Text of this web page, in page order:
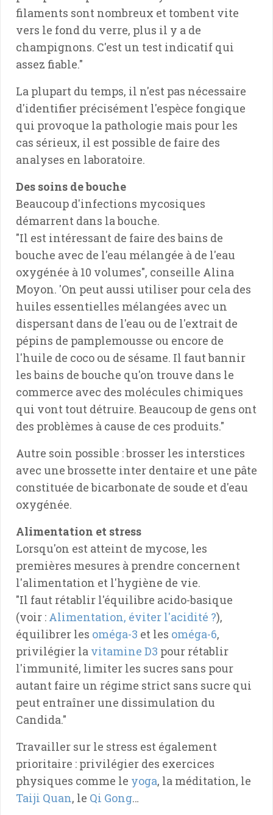
filaments sont nombreux et tombent vite
vers le fond du verre, plus il y a de
champignons. C'est un test indicatif qui
assez fiable."
La plupart du temps, il n'est pas nécessaire
d'identifier précisément l'espèce fongique
qui provoque la pathologie mais pour les
cas sérieux, il est possible de faire des
analyses en laboratoire.
Des soins de bouche
Beaucoup d'infections mycosiques
démarrent dans la bouche.
"Il est intéressant de faire des bains de
bouche avec de l'eau mélangée à de l'eau
oxygénée à 10 volumes", conseille Alina
Moyon. 'On peut aussi utiliser pour cela des
huiles essentielles mélangées avec un
dispersant dans de l'eau ou de l'extrait de
pépins de pamplemousse ou encore de
l'huile de coco ou de sésame. Il faut bannir
les bains de bouche qu'on trouve dans le
commerce avec des molécules chimiques
qui vont tout détruire. Beaucoup de gens ont
des problèmes à cause de ces produits."
Autre soin possible : brosser les interstices
avec une brossette inter dentaire et une pâte
constituée de bicarbonate de soude et d'eau
oxygénée.
Alimentation et stress
Lorsqu'on est atteint de mycose, les
premières mesures à prendre concernent
l'alimentation et l'hygiène de vie.
"Il faut rétablir l'équilibre acido-basique
(voir : Alimentation, éviter l'acidité ?),
équilibrer les oméga-3 et les oméga-6,
privilégier la vitamine D3 pour rétablir
l'immunité, limiter les sucres sans pour
autant faire un régime strict sans sucre qui
peut entraîner une dissimulation du
Candida."
Travailler sur le stress est également
prioritaire : privilégier des exercices
physiques comme le yoga, la méditation, le
Taiji Quan, le Qi Gong…